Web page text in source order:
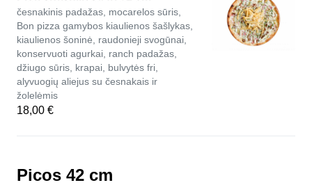
česnakinis padažas, mocarelos sūris,
Bon pizza gamybos kiaulienos šašlykas,
kiaulienos šoninė, raudonieji svogūnai,
konservuoti agurkai, ranch padažas,
džiugo sūris, krapai, bulvytės fri,
alyvuogių aliejus su česnakais ir
žolelėmis
18,00 €
Picos 42 cm